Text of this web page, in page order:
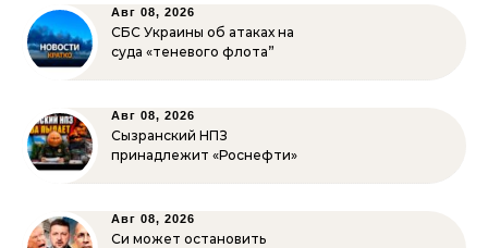
Авг 08, 2026
СБС Украины об атаках на
суда «теневого флота”
Авг 08, 2026
Сызранский НПЗ
принадлежит «Роснефти»
Авг 08, 2026
Си может остановить